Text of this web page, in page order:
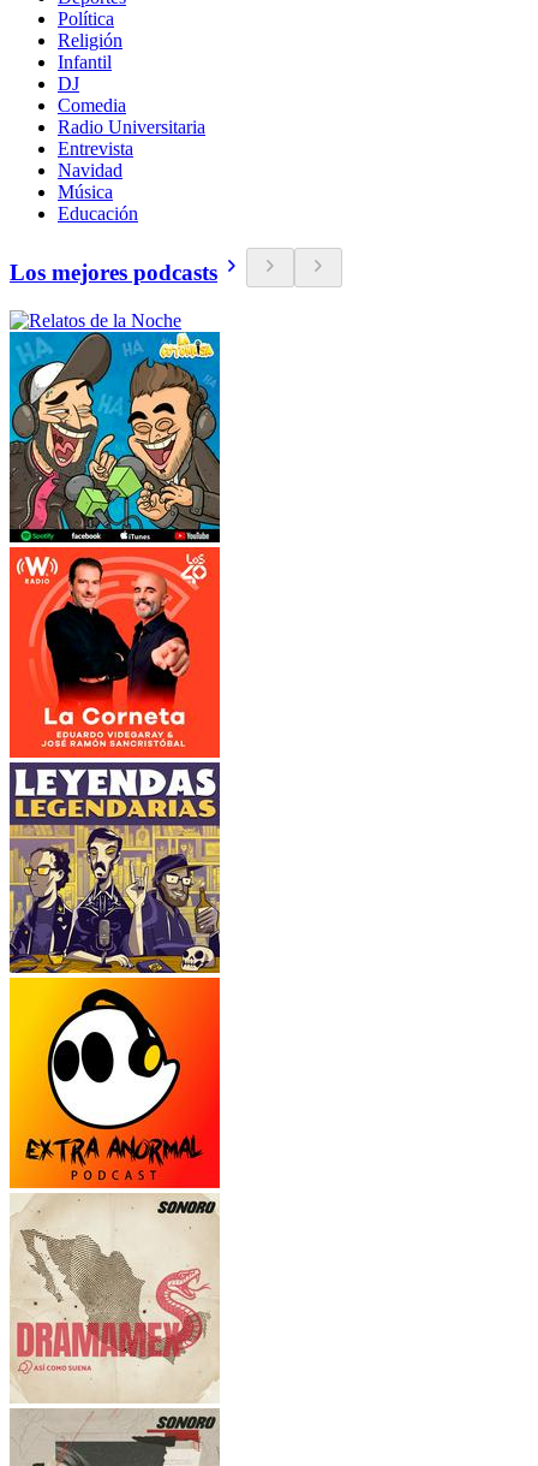
Política
Religión
Infantil
DJ
Comedia
Radio Universitaria
Entrevista
Navidad
Música
Educación
Los mejores podcasts